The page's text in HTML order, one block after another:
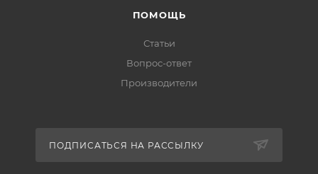
ПОМОЩЬ
Статьи
Вопрос-ответ
Производители
ПОДПИСАТЬСЯ НА РАССЫЛКУ